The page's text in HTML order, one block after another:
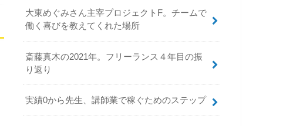
大東めぐみさん主宰プロジェクトF。チームで
働く喜びを教えてくれた場所
斎藤真木の2021年。フリーランス４年目の振
り返り
実績0から先生、講師業で稼ぐためのステップ